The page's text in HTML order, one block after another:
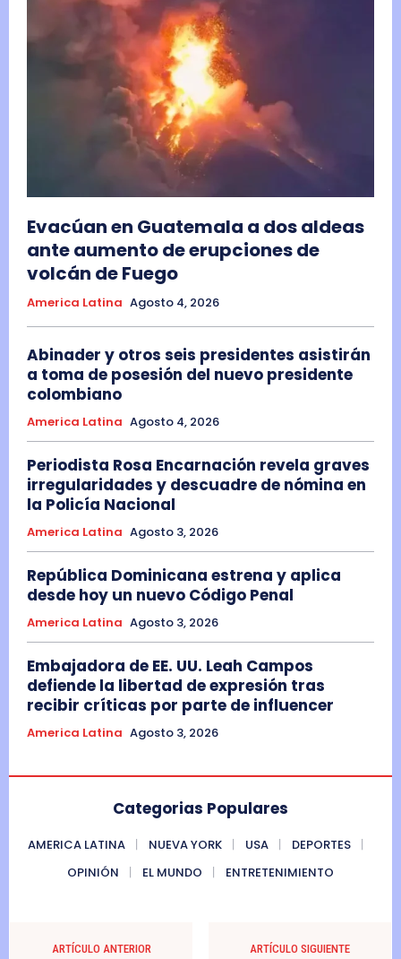
Evacúan en Guatemala a dos aldeas
ante aumento de erupciones de
volcán de Fuego
America Latina Agosto 4, 2026
Abinader y otros seis presidentes asistirán
a toma de posesión del nuevo presidente
colombiano
America Latina Agosto 4, 2026
Periodista Rosa Encarnación revela graves
irregularidades y descuadre de nómina en
la Policía Nacional
America Latina Agosto 3, 2026
República Dominicana estrena y aplica
desde hoy un nuevo Código Penal
America Latina Agosto 3, 2026
Embajadora de EE. UU. Leah Campos
defiende la libertad de expresión tras
recibir críticas por parte de influencer
America Latina Agosto 3, 2026
Categorias Populares
AMERICA LATINA NUEVA YORK USA
DEPORTES
OPINIÓN
EL MUNDO ENTRETENIMIENTO
ARTÍCULO ANTERIOR ARTÍCULO SIGUIENTE